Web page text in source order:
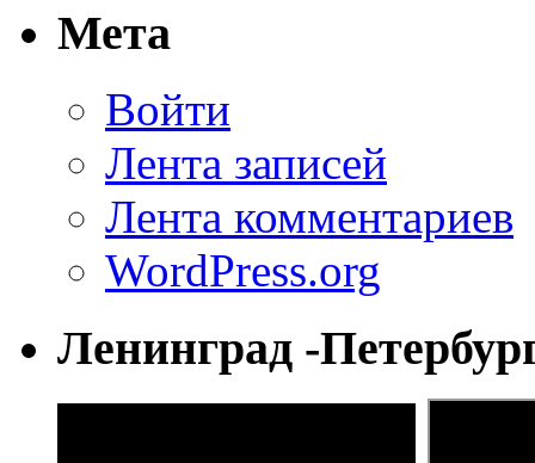
Мета
Войти
Лента записей
Лента комментариев
WordPress.org
Ленинград -